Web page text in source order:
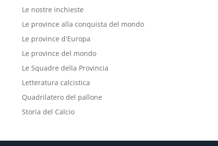
Le nostre inchieste
Le province alla conquista del mondo
Le province d'Europa
Le province del mondo
Le Squadre della Provincia
Letteratura calcistica
Quadrilatero del pallone
Storia del Calcio